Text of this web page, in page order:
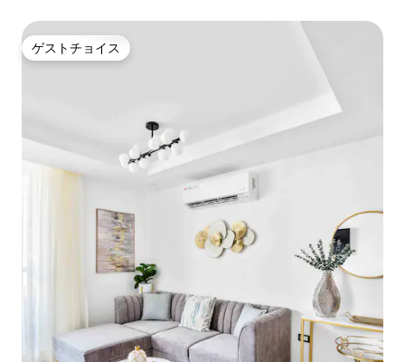
ゲストチョイス
ゲストチョイス